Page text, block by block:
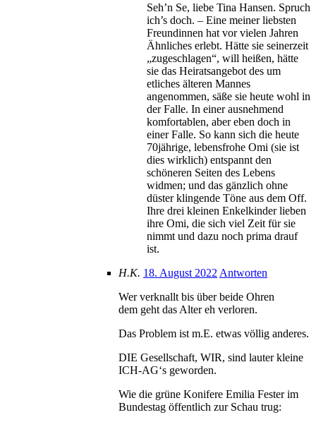
Seh’n Se, liebe Tina Hansen. Spruch
ich’s doch. – Eine meiner liebsten
Freundinnen hat vor vielen Jahren
Ähnliches erlebt. Hätte sie seinerzeit
„zugeschlagen“, will heißen, hätte
sie das Heiratsangebot des um
etliches älteren Mannes
angenommen, säße sie heute wohl in
der Falle. In einer ausnehmend
komfortablen, aber eben doch in
einer Falle. So kann sich die heute
70jährige, lebensfrohe Omi (sie ist
dies wirklich) entspannt den
schöneren Seiten des Lebens
widmen; und das gänzlich ohne
düster klingende Töne aus dem Off.
Ihre drei kleinen Enkelkinder lieben
ihre Omi, die sich viel Zeit für sie
nimmt und dazu noch prima drauf
ist.
H.K. 18. August 2022 Antworten
Wer verknallt bis über beide Ohren
dem geht das Alter eh verloren.
Das Problem ist m.E. etwas völlig anderes.
DIE Gesellschaft, WIR, sind lauter kleine
ICH-AG‘s geworden.
Wie die grüne Konifere Emilia Fester im
Bundestag öffentlich zur Schau trug: